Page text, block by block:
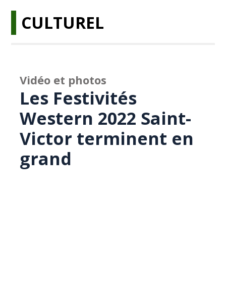
CULTUREL
Vidéo et photos
Les Festivités
Western 2022 Saint-
Victor terminent en
grand